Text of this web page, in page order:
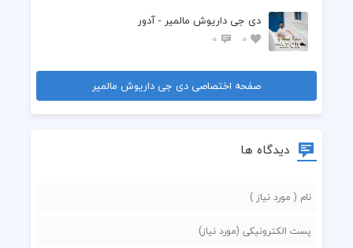
دی جی داریوش مالمیر - آدور
0
0
صفحه اختصاصی دی جی داریوش مالمیر
دیدگاه ها